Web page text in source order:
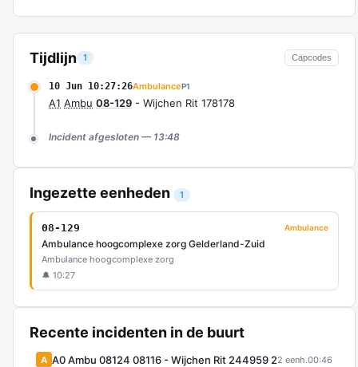
Tijdlijn 1 Capcodes
10 Jun 10:27:26AmbulanceP1
A1 Ambu 08-129 - Wijchen Rit 178178
Incident afgesloten — 13:48
Ingezette eenheden 1
08-129 Ambulance
Ambulance hoogcomplexe zorg Gelderland-Zuid
Ambulance hoogcomplexe zorg
🔔 10:27
Recente incidenten in de buurt
A A0 Ambu 08124 08116 - Wijchen Rit 244959 22 eenh.00:46